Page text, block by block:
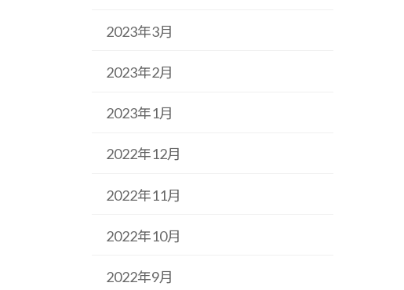
2023年3月
2023年2月
2023年1月
2022年12月
2022年11月
2022年10月
2022年9月